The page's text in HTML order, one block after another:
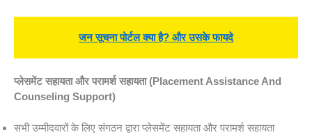
जन सूचना पोर्टल क्या है? और उसके फायदे
प्लेसमेंट सहायता और परामर्श सहायता(Placement Assistance And
Counseling Support)
सभी उम्मीदवारों के लिए संगठन द्वारा प्लेसमेंट सहायता और परामर्श सहायता